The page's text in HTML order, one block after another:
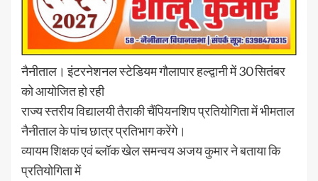
नैनीताल। इंटरनेशनल स्टेडियम गौलापार हल्द्वानी में 30 सितंबर
को आयोजित हो रही
राज्य स्तरीय विद्यालयी तैराकी चैंपियनशिप प्रतियोगिता में भीमताल
नैनीताल के पांच छात्र प्रतिभाग करेंगे।
व्यायम शिक्षक एवं ब्लॉक खेल समन्वय अजय कुमार ने बताया कि
प्रतियोगिता में